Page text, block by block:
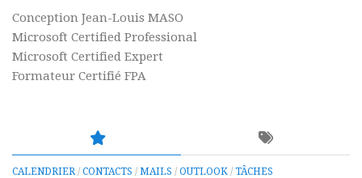
Conception Jean-Louis MASO
Microsoft Certified Professional
Microsoft Certified Expert
Formateur Certifié FPA
CALENDRIER/ CONTACTS / MAILS / OUTLOOK / TÂCHES